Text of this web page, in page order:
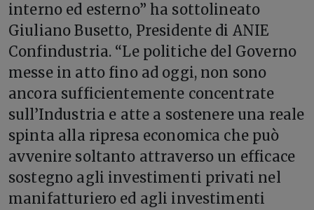
interno ed esterno” ha sottolineato
Giuliano Busetto, Presidente di ANIE
Confindustria. “Le politiche del Governo
messe in atto fino ad oggi, non sono
ancora sufficientemente concentrate
sull’Industria e atte a sostenere una reale
spinta alla ripresa economica che può
avvenire soltanto attraverso un efficace
sostegno agli investimenti privati nel
manifatturiero ed agli investimenti